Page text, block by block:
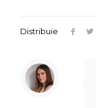
Distribuie